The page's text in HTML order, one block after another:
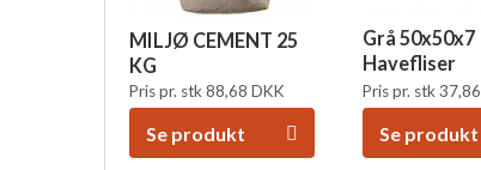
MILJØ CEMENT 25
KG
Pris pr. stk88,68 DKK
Se produkt
Grå 50x50x7
Havefliser
Pris pr. stk 37,86
Se produkt